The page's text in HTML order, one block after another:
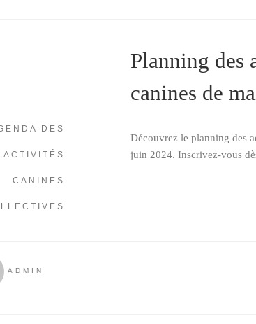
Planning des
canines de
DES
ACTIVITÉS
CANINES
Découvrez le planning des
juin 2024. Inscrivez-vous
ADMIN